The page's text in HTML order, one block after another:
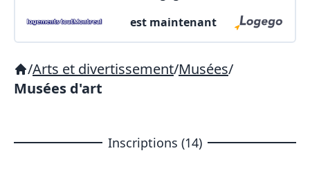
est maintenant
/Arts et divertissement/Musées/
Musées d'art
Inscriptions (14)